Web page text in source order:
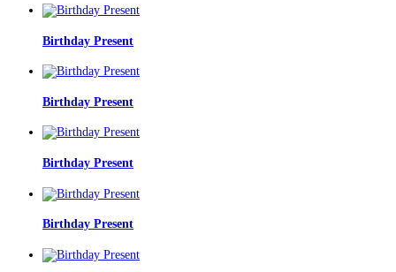
Birthday Present
Birthday Present
Birthday Present
Birthday Present